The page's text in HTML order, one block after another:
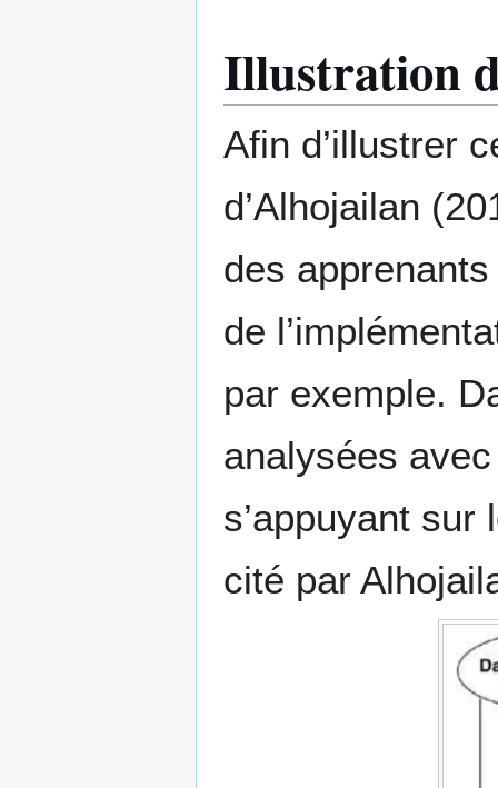
Illustration
Afin d’illustrer
d’Alhojailan
des
de
par exemple.
analysées
s’appuyant
cité par